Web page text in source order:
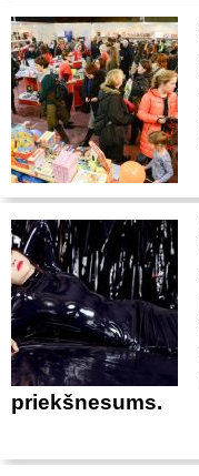
priekšnesums.